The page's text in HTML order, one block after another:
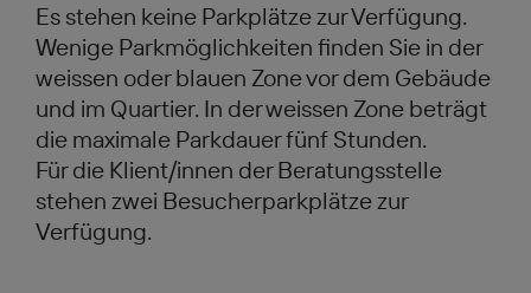
Es stehen keine Parkplätze zur Verfügung.
Wenige Parkmöglichkeiten finden Sie in der
weissen oder blauen Zone vor dem Gebäude
und im Quartier. In der weissen Zone beträgt
die maximale Parkdauer fünf Stunden.
Für die Klient/innen der Beratungsstelle
stehen zwei Besucherparkplätze zur
Verfügung.